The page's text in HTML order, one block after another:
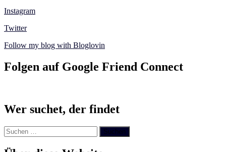
Instagram
Twitter
Follow my blog with Bloglovin
Folgen auf Google Friend Connect
Wer suchet, der findet
Suchen
nach: